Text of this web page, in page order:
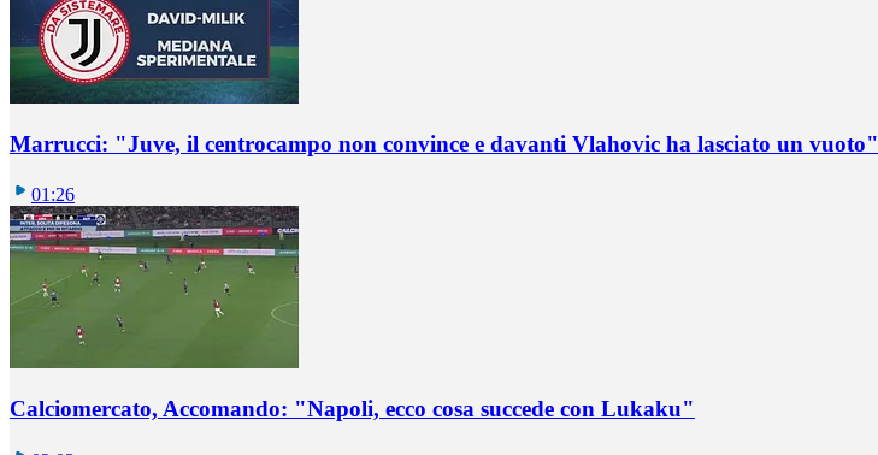
Marrucci: "Juve, il centrocampo non convince e davanti Vlahovic ha lasciato un vuoto"
01:26
Calciomercato, Accomando: "Napoli, ecco cosa succede con Lukaku"